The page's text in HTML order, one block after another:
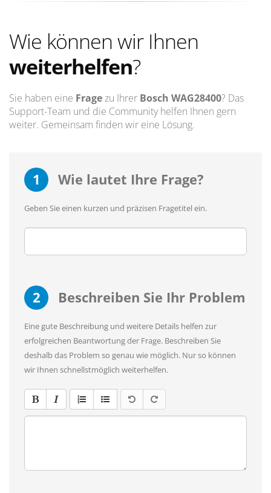
Wie können wir Ihnen
weiterhelfen?
Sie haben eine Fragezu Ihrer Bosch WAG28400? Das
Support-Team und die Community helfen Ihnen gern
weiter. Gemeinsam finden wir eine Lösung.
1 Wie lautet Ihre Frage?
Geben Sie einen kurzen und präzisen Fragetitel ein.
2 Beschreiben Sie Ihr Problem
Eine gute Beschreibung und weitere Details helfen zur
erfolgreichen Beantwortung der Frage. Beschreiben Sie
deshalb das Problem so genau wie möglich. Nur so können
wir Ihnen schnellstmöglich weiterhelfen.